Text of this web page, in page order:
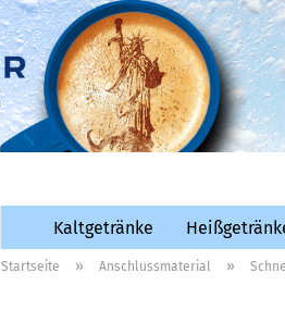
Kaltgetränke
Startseite » Anschlussmaterial »